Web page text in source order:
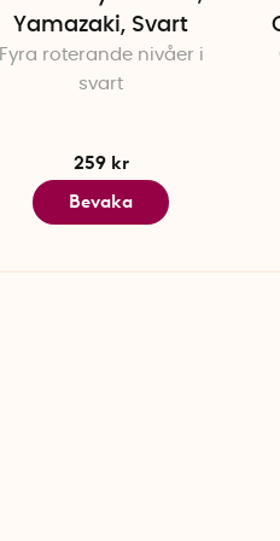
Yamazaki, Svart
Fyra roterande nivåer i
svart
259 kr
Bevaka